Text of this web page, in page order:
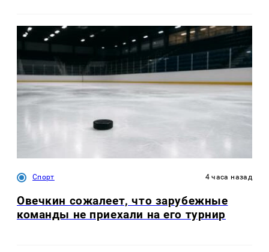
Спорт 4 часа назад
Овечкин сожалеет, что зарубежные
команды не приехали на его турнир